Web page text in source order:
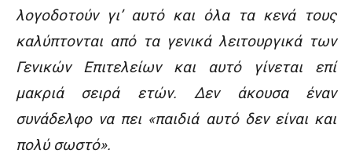
λογοδοτούν γι’ αυτό και όλα τα κενά τους
καλύπτονται από τα γενικά λειτουργικά των
Γενικών Επιτελείων και αυτό γίνεται επί
μακριά σειρά ετών. Δεν άκουσα έναν
συνάδελφο να πει «παιδιά αυτό δεν είναι και
πολύ σωστό».